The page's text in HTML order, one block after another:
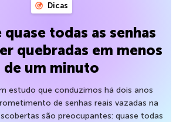
Dicas
quase todas as senhas
quebradas em menos
de um minuto
estudo que conduzimos há dois anos
de senhas reais vazadas na
são preocupantes: quase todas